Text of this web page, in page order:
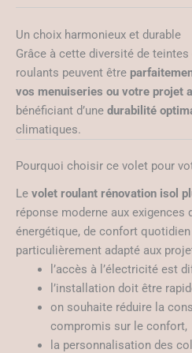
Un choix harmonieux et durable
Grâce à cette diversité de
roulants peuvent être
vos menuiseries ou votre projet
bénéficiant d’une durabilité
climatiques.
Pourquoi choisir ce volet pour
Le volet roulant rénovation isol
réponse moderne aux exigences
énergétique, de confort
particulièrement adapté aux
l’accès à l’électricité est
l’installation doit être
on souhaite réduire la
compromis sur le confort,
la personnalisation des